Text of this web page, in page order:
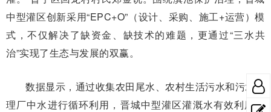
中型灌区创新采用“EPC+O”（设计、采购、施工+运营）模
式，不仅解决了缺资金、缺技术的难题，更通过“三水共
治”实现了生态与发展的双赢。
数据显示，通过收集农田尾水、农村生活污水和污水处
理厂中水进行循环利用，晋城中型灌区灌溉水有效利用系